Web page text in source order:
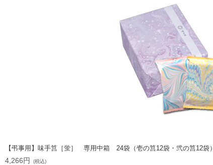
【弔事用】味手筥［蛍］ 専用中箱 24袋（壱の筥12袋・弐の筥12袋）
4,266円 (税込)